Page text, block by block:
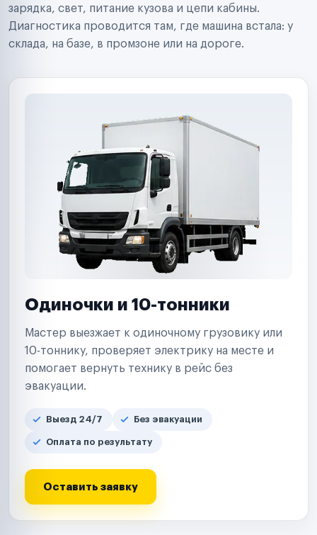
Ремонт спецтехники
Ритейл-сети
Управляющие компании
Страховые компании
зарядка, свет, питание кузова и цепи кабины.
Диагностика проводится там, где машина встала: у
склада, на базе, в промзоне или на дороге.
Одиночки и 10-тонники
Мастер выезжает к одиночному грузовику или
10-тоннику, проверяет электрику на месте и
помогает вернуть технику в рейс без
эвакуации.
Выезд 24/7 Без эвакуации
Оплата по результату
Оставить заявку